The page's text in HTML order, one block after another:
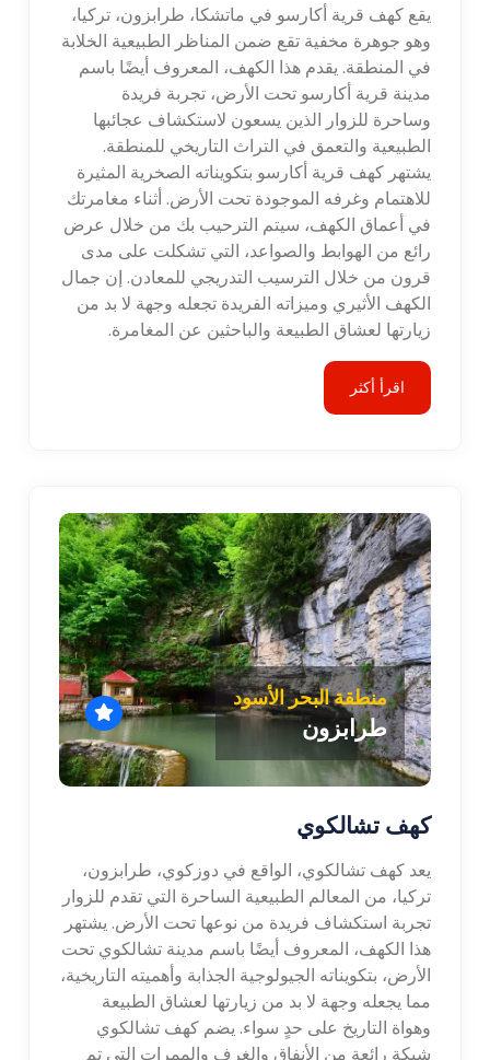
يقع كهف قرية أكارسو في ماتشكا، طرابزون، تركيا،
وهو جوهرة مخفية تقع ضمن المناظر الطبيعية الخلابة
في المنطقة. يقدم هذا الكهف، المعروف أيضًا باسم
مدينة قرية أكارسو تحت الأرض، تجربة فريدة
وساحرة للزوار الذين يسعون لاستكشاف عجائبها
الطبيعية والتعمق في التراث التاريخي للمنطقة.
يشتهر كهف قرية أكارسو بتكويناته الصخرية المثيرة
للاهتمام وغرفه الموجودة تحت الأرض. أثناء مغامرتك
في أعماق الكهف، سيتم الترحيب بك من خلال عرض
رائع من الهوابط والصواعد، التي تشكلت على مدى
قرون من خلال الترسيب التدريجي للمعادن. إن جمال
الكهف الأثيري وميزاته الفريدة تجعله وجهة لا بد من
زيارتها لعشاق الطبيعة والباحثين عن المغامرة.
اقرأ أكثر
منطقة البحر الأسود
طرابزون
كهف تشالكوي
يعد كهف تشالكوي، الواقع في دوزكوي، طرابزون،
تركيا، من المعالم الطبيعية الساحرة التي تقدم للزوار
تجربة استكشاف فريدة من نوعها تحت الأرض. يشتهر
هذا الكهف، المعروف أيضًا باسم مدينة تشالكوي تحت
الأرض، بتكويناته الجيولوجية الجذابة وأهميته التاريخية،
مما يجعله وجهة لا بد من زيارتها لعشاق الطبيعة
وهواة التاريخ على حدٍ سواء. يضم كهف تشالكوي
شبكة رائعة من الأنفاق والغرف والممرات التي تم